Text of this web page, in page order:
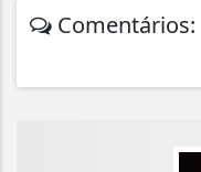
Comentários: